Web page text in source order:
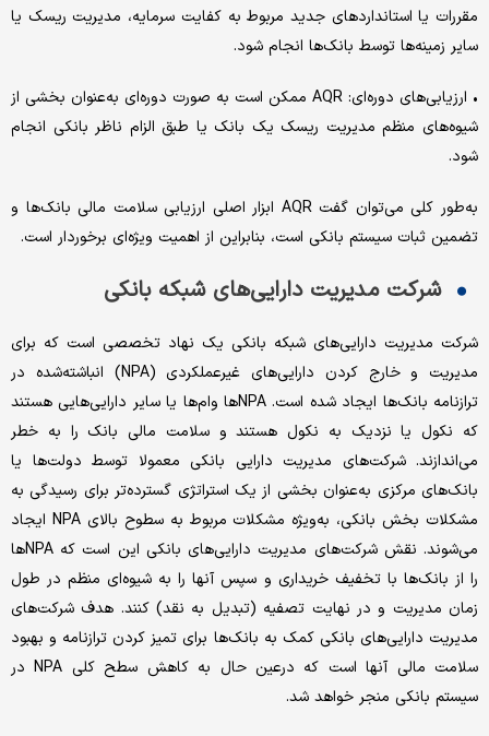
مقررات یا استانداردهای جدید مربوط به کفایت سرمایه، مدیریت ریسک یا
سایر زمینه‌ها توسط بانک‌ها انجام شود.
• ارزیابی‌های دوره‌ای: AQR ممکن است به صورت دوره‌ای به‌عنوان بخشی از
شیوه‌های منظم مدیریت ریسک یک بانک یا طبق الزام ناظر بانکی انجام
شود.
به‌طور کلی می‌توان گفت AQR ابزار اصلی ارزیابی سلامت مالی بانک‌ها و
تضمین ثبات سیستم بانکی است، بنابراین از اهمیت ویژه‌ای برخوردار است.
شرکت مدیریت دارایی‌های شبکه بانکی
شرکت مدیریت دارایی‌های شبکه بانکی یک نهاد تخصصی است که برای
مدیریت و خارج کردن دارایی‌های غیرعملکردی (NPA) انباشته‌شده در
ترازنامه بانک‌ها ایجاد شده است. NPA‌ها وام‌ها یا سایر دارایی‌هایی هستند
که نکول یا نزدیک به نکول هستند و سلامت مالی بانک را به خطر
می‌اندازند. شرکت‌های مدیریت دارایی بانکی معمولا توسط دولت‌ها یا
بانک‌های مرکزی به‌عنوان بخشی از یک استراتژی گسترده‌تر برای رسیدگی به
مشکلات بخش بانکی، به‌ویژه مشکلات مربوط به سطوح بالای NPA ایجاد
می‌شوند. نقش شرکت‌های مدیریت دارایی‌های بانکی این است که NPA‌ها
را از بانک‌ها با تخفیف خریداری و سپس آنها را به شیوه‌ای منظم در طول
زمان مدیریت و در نهایت تصفیه (تبدیل به نقد) کنند. هدف شرکت‌های
مدیریت دارایی‌های بانکی کمک به بانک‌ها برای تمیز کردن ترازنامه‌‌‌ و بهبود
سلامت مالی‌‌‌ آنها است که درعین حال به کاهش سطح کلی NPA در
سیستم بانکی منجر خواهد شد.